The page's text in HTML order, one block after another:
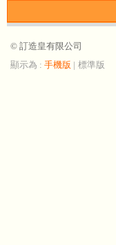
© 訂造皇有限公司
顯示為 : 手機版 | 標準版